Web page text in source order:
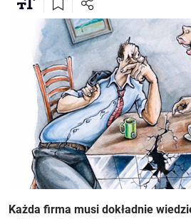
Każda firma musi dokładnie